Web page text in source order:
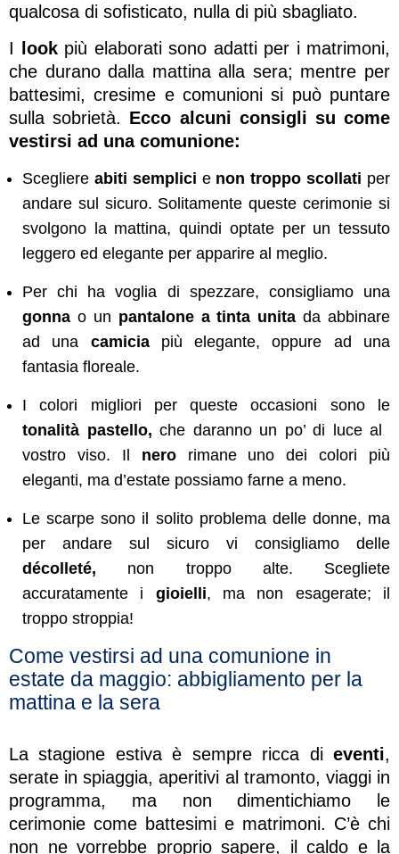
qualcosa di sofisticato, nulla di più sbagliato.
I
lookpiù elaborati sono adatti per i matrimoni,
che durano dalla mattina alla sera; mentre per
battesimi, cresime e comunioni si può puntare
sulla sobrietà. Ecco alcuni consigli su come
vestirsi ad una comunione:
Scegliere abiti semplici e non troppo scollati per
andare sul sicuro. Solitamente queste cerimonie si
svolgono la mattina, quindi optate per un tessuto
leggero ed elegante per apparire al meglio.
Per chi ha voglia di spezzare, consigliamo una
gonna o un pantalone a tinta unita da abbinare
ad una camiciapiù elegante, oppure ad una
fantasia floreale.
I colori migliori per queste occasioni sono le
tonalità pastello, che daranno un po’ di luce al
vostro viso. Il nerorimane uno dei colori più
eleganti, ma d’estate possiamo farne a meno.
Le scarpe sono il solito problema delle donne, ma
per andare sul sicuro vi consigliamo delle
décolleté, non troppo alte. Scegliete
accuratamente i gioielli, ma non esagerate; il
troppo stroppia!
Come vestirsi ad una comunione in
estate da maggio: abbigliamento per la
mattina e la sera
La stagione estiva è sempre ricca di eventi,
serate in spiaggia, aperitivi al tramonto, viaggi in
programma, ma non dimentichiamo le
cerimonie come battesimi e matrimoni. C’è chi
non ne vorrebbe proprio sapere, il caldo e la